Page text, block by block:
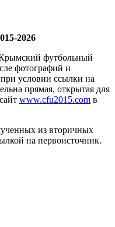
2026
футбольный
фотографий и
условии ссылки на
прямая, открытая для
www.cfu2015.com в
из вторичных
на первоисточник.